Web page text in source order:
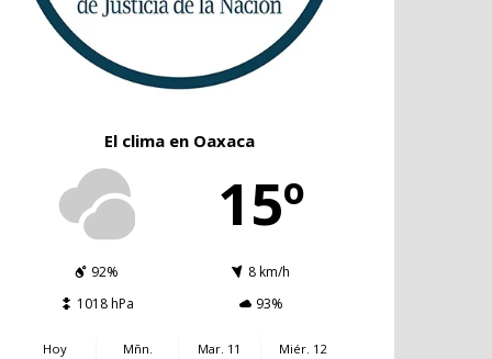
El clima en Oaxaca
15º
92%
8 km/h
1018 hPa
93%
Hoy
Mñn.
Mar. 11
Miér. 12